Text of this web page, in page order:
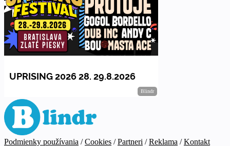
Podmienky používania / Cookies / Partneri / Reklama / Kontakt